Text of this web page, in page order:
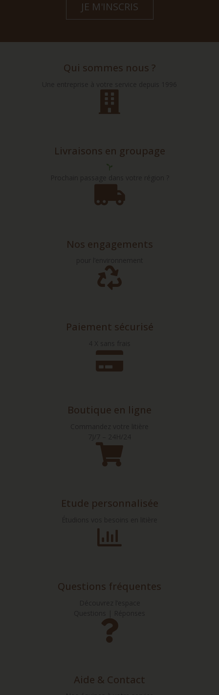
Qui sommes nous ?
Livraisons en groupage
Nos engagements
Paiement sécurisé
Boutique en ligne
Etude personnalisée
Questions fréquentes
Aide & Contact